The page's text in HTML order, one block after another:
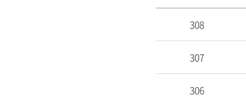
모
육
308
307
306